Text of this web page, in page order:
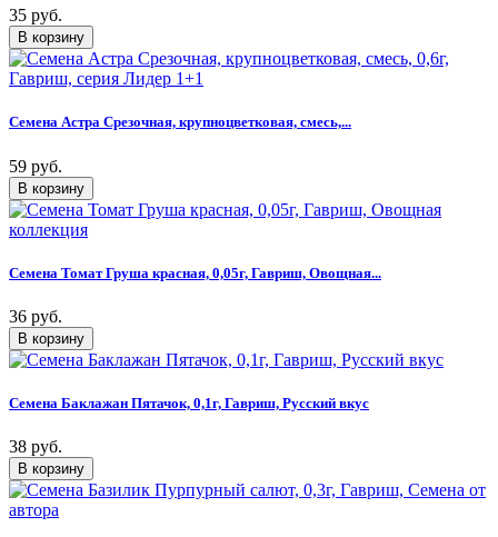
35 руб.
Семена Астра Срезочная, крупноцветковая, смесь,...
59 руб.
Семена Томат Груша красная, 0,05г, Гавриш, Овощная...
36 руб.
Семена Баклажан Пятачок, 0,1г, Гавриш, Русский вкус
38 руб.